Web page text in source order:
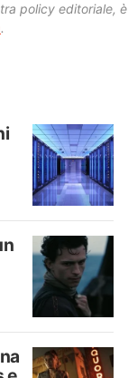
policy editoriale, è
.